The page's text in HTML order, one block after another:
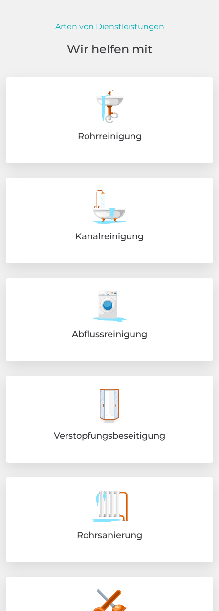
Arten von Dienstleistungen
Wir helfen mit
Rohrreinigung
Kanalreinigung
Abflussreinigung
Verstopfungsbeseitigung
Rohrsanierung